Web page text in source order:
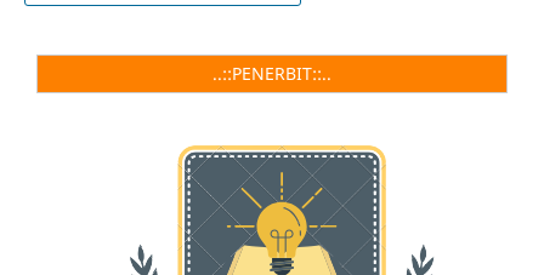
..::PENERBIT::..